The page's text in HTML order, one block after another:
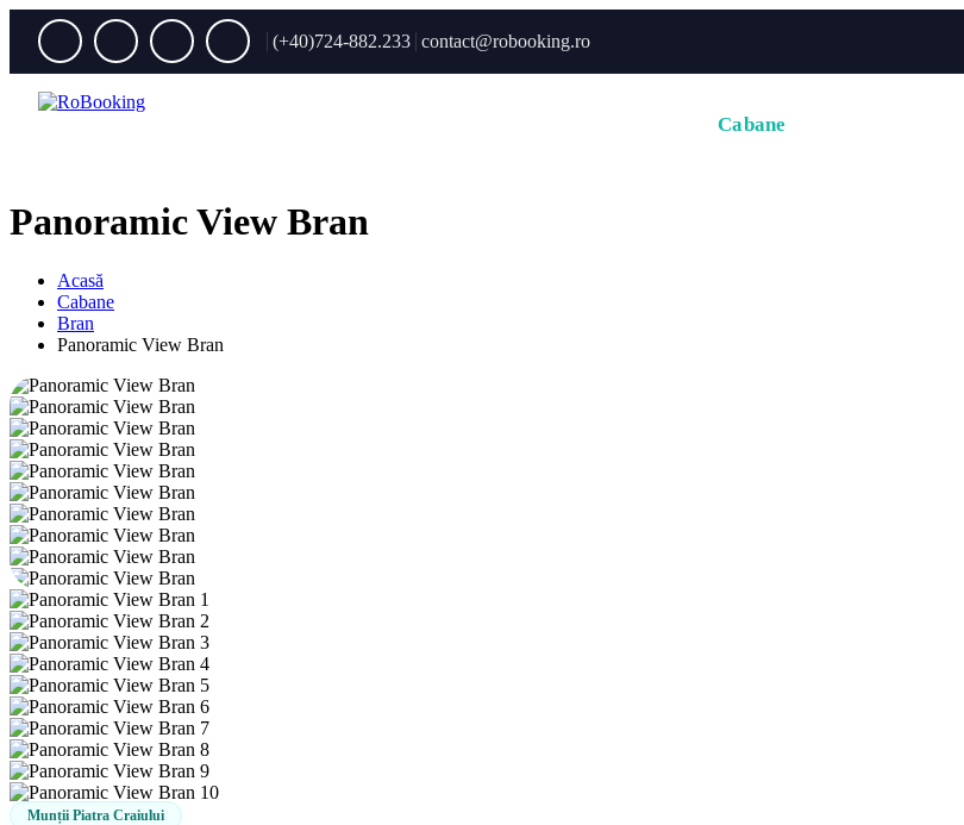
(+40)724-882.233 contact@robooking.ro
Cabane
Panoramic View Bran
Acasă
Cabane
Bran
Panoramic View Bran
Munții Piatra Craiului